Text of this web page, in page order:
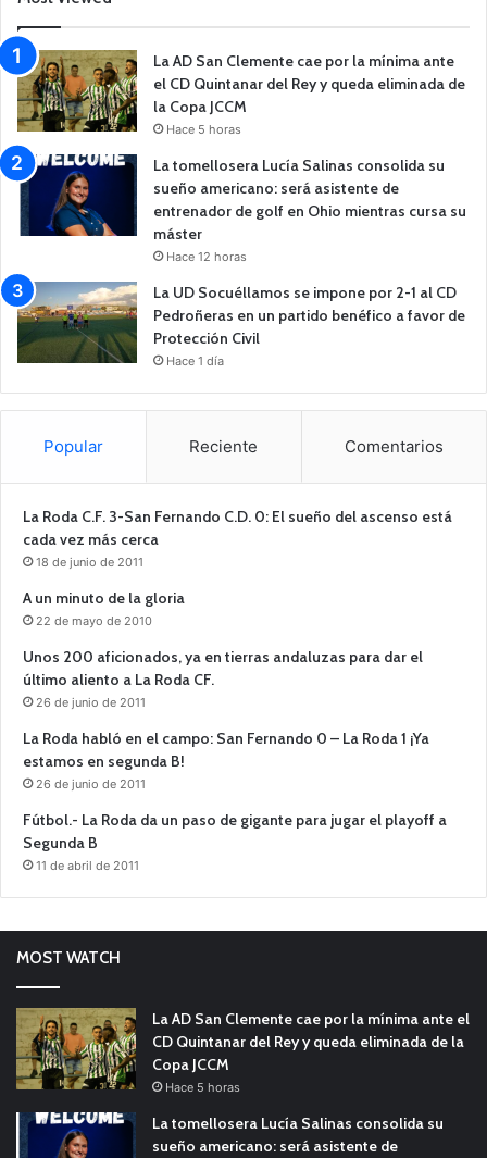
La AD San Clemente cae por la mínima ante
el CD Quintanar del Rey y queda eliminada de
la Copa JCCM
Hace 5 horas
La tomellosera Lucía Salinas consolida su
sueño americano: será asistente de
entrenador de golf en Ohio mientras cursa su
máster
Hace 12 horas
La UD Socuéllamos se impone por 2-1 al CD
Pedroñeras en un partido benéfico a favor de
Protección Civil
Hace 1 día
Popular Reciente Comentarios
La Roda C.F. 3-San Fernando C.D. 0: El sueño del ascenso está
cada vez más cerca
18 de junio de 2011
A un minuto de la gloria
22 de mayo de 2010
Unos 200 aficionados, ya en tierras andaluzas para dar el
último aliento a La Roda CF.
26 de junio de 2011
La Roda habló en el campo: San Fernando 0 – La Roda 1 ¡Ya
estamos en segunda B!
26 de junio de 2011
Fútbol.- La Roda da un paso de gigante para jugar el playoff a
Segunda B
11 de abril de 2011
MOST WATCH
La AD San Clemente cae por la mínima ante el
CD Quintanar del Rey y queda eliminada de la
Copa JCCM
Hace 5 horas
La tomellosera Lucía Salinas consolida su
sueño americano: será asistente de